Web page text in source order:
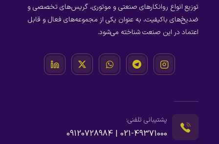
توزیع انواع روانکارهای صنعتی و موتوری، گریس‌های تخصصی و
ضدیخ‌های باکیفیت، به عنوان یکی از مجموعه‌های فعال و قابل
اعتماد در این صنعت شناخته می‌شود.
پشتیبانی تلفنی:
021-49371000 | 09120728984